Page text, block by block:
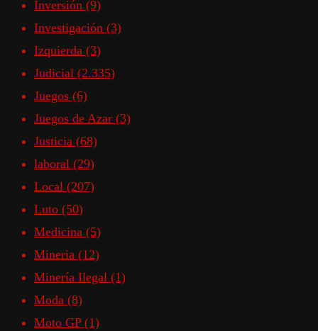
Inversión (9)
Investigación (3)
Izquierda (3)
Judicial (2.335)
Juegos (6)
Juegos de Azar (3)
Justicia (68)
laboral (29)
Local (207)
Luto (50)
Medicina (5)
Mineria (12)
Minería Ilegal (1)
Moda (8)
Moto GP (1)